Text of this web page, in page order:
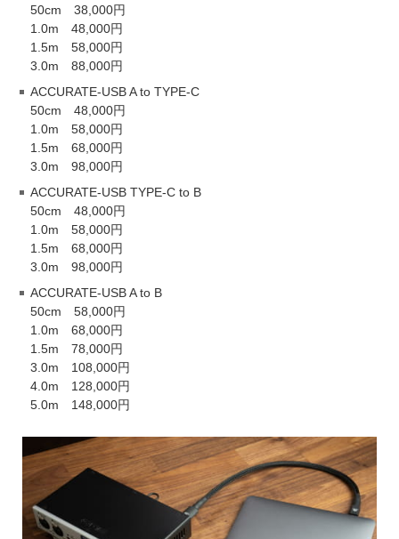
50cm 38,000円
1.0m 48,000円
1.5m 58,000円
3.0m 88,000円
ACCURATE-USB A to TYPE-C
50cm 48,000円
1.0m 58,000円
1.5m 68,000円
3.0m 98,000円
ACCURATE-USB TYPE-C to B
50cm 48,000円
1.0m 58,000円
1.5m 68,000円
3.0m 98,000円
ACCURATE-USB A to B
50cm 58,000円
1.0m 68,000円
1.5m 78,000円
3.0m 108,000円
4.0m 128,000円
5.0m 148,000円